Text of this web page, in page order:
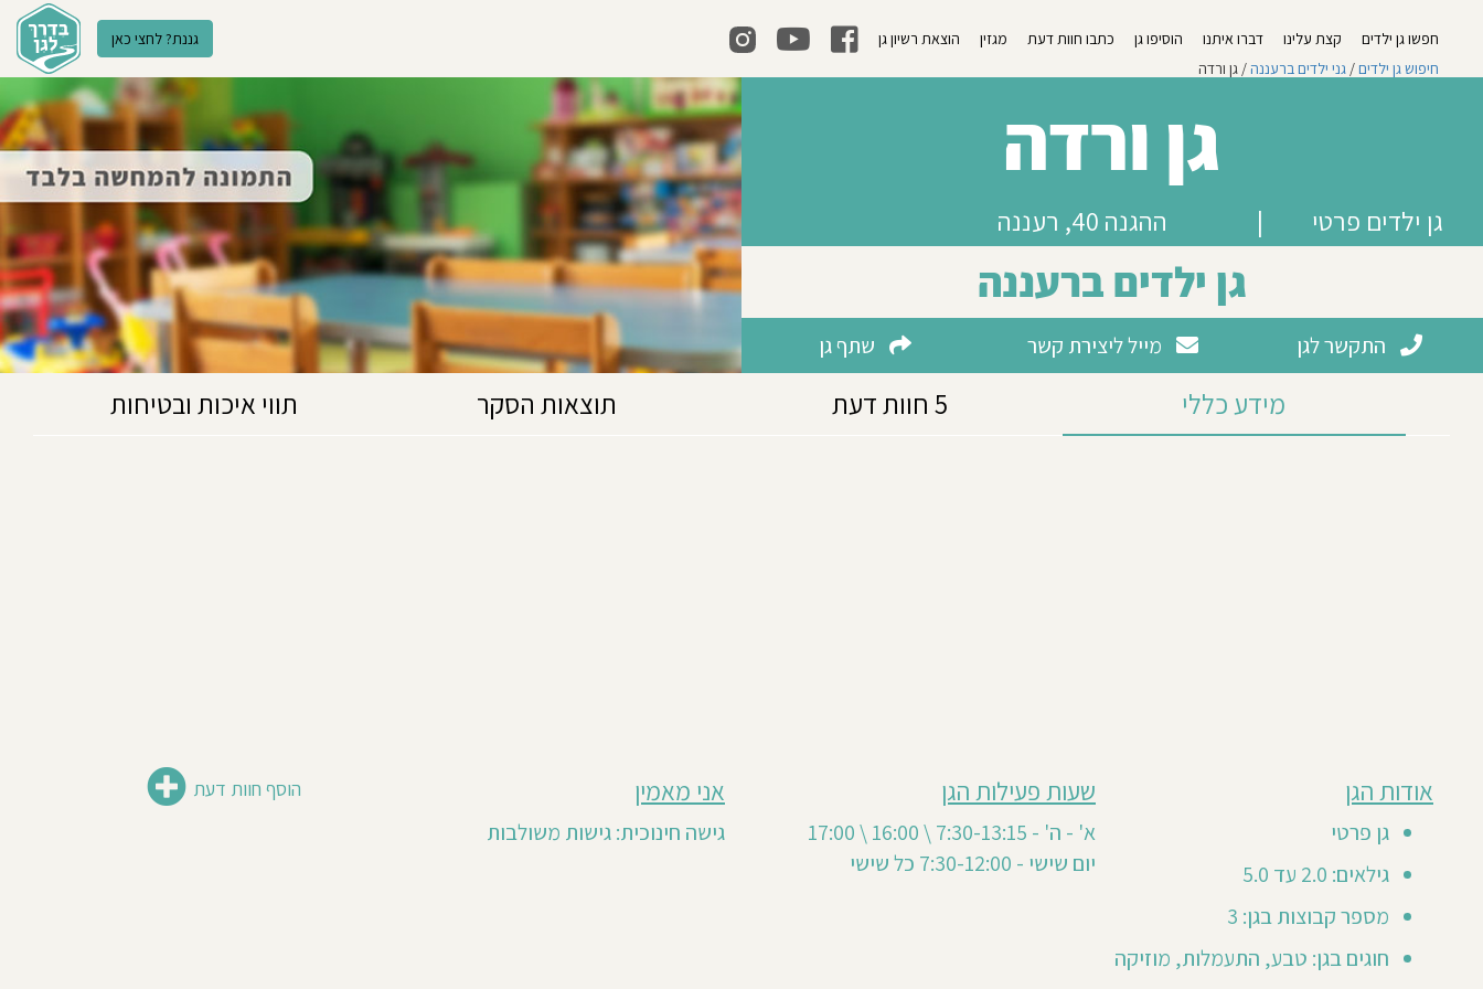
גננת? לחצי כאן חפשו גן ילדים קצת עלינו דברו איתנו הוסיפו גן כתבו חוות דעת מגזין
הוצאת רשיון גן
חיפוש גן ילדים/ גני ילדים ברעננה/ גן ורדה
גן ורדה
ההגנה 40, רעננה | גן ילדים פרטי
גן ילדים ברעננה
שתף גן מייל ליצירת קשר התקשר לגן
מידע כללי 5 חוות דעת תוצאות הסקר תווי איכות ובטיחות
הוסף חוות דעת אני מאמין
גישה חינוכית: גישות משולבות
שעות פעילות הגן
א' - ה' - 7:30-13:15 \ 16:00 \ 17:00
יום שישי - 7:30-12:00 כל שישי
אודות הגן
גן פרטי
גילאים: 2.0 עד 5.0
מספר קבוצות בגן: 3
חוגים בגן: טבע, התעמלות, מוזיקה
חוות